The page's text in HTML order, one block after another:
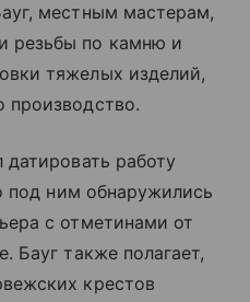
местным мастерам,
резьбы по камню и
тяжелых изделий,
производство.
датировать работу
под ним обнаружились
с отметинами от
Бауг также полагает,
крестов